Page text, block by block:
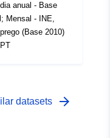
anual - Base
Mensal - INE,
(Base 2010)
datasets arrow_forward